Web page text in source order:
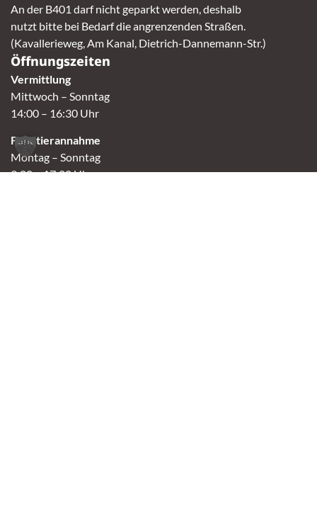
An der B401 darf nicht geparkt werden, deshalb
nutzt bitte bei Bedarf die angrenzenden Straßen.
(Kavallerieweg, Am Kanal, Dietrich-Dannemann-Str.)
Öffnungszeiten
Vermittlung
Mittwoch – Sonntag
14:00 – 16:30 Uhr
Fundtierannahme
Montag – Sonntag
9:00 – 17:00 Uhr